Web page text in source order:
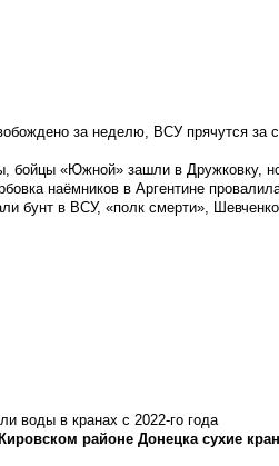
за неделю, ВСУ прячутся за
бойцы «Южной» зашли в Дружковку,
наёмников в Аргентине
бунт в ВСУ, «полк смерти»,
воды в кранах с 2022-го года
районе Донецка сухие